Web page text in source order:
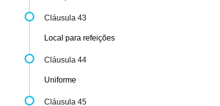
Cláusula 43
Local para refeições
Cláusula 44
Uniforme
Cláusula 45